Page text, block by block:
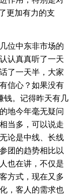
更加有力的支
位中东非市场的
认真真听了一天
了一天半，大家
信心？如果没有
钱。记得昨天有几
地今年毫无疑问
当多，可以说走
论是中线、长线
团的趋势相比以
也在讲，不仅是
方式，现在又多
，客人的需求也